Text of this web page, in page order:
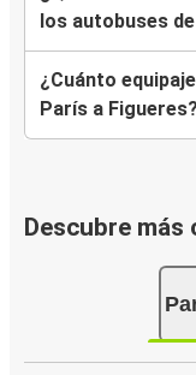
los autobuses
¿Cuánto
París a Figueres?
Descubre más